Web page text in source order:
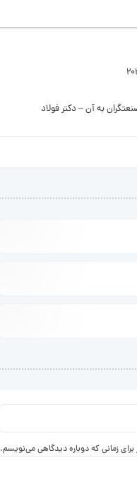
به آن – دکتر فولاد
زمانی که دوباره دیدگاهی می‌نویسم.